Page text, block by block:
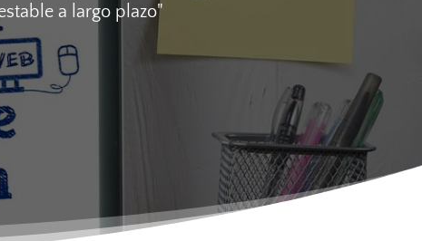
a largo plazo"